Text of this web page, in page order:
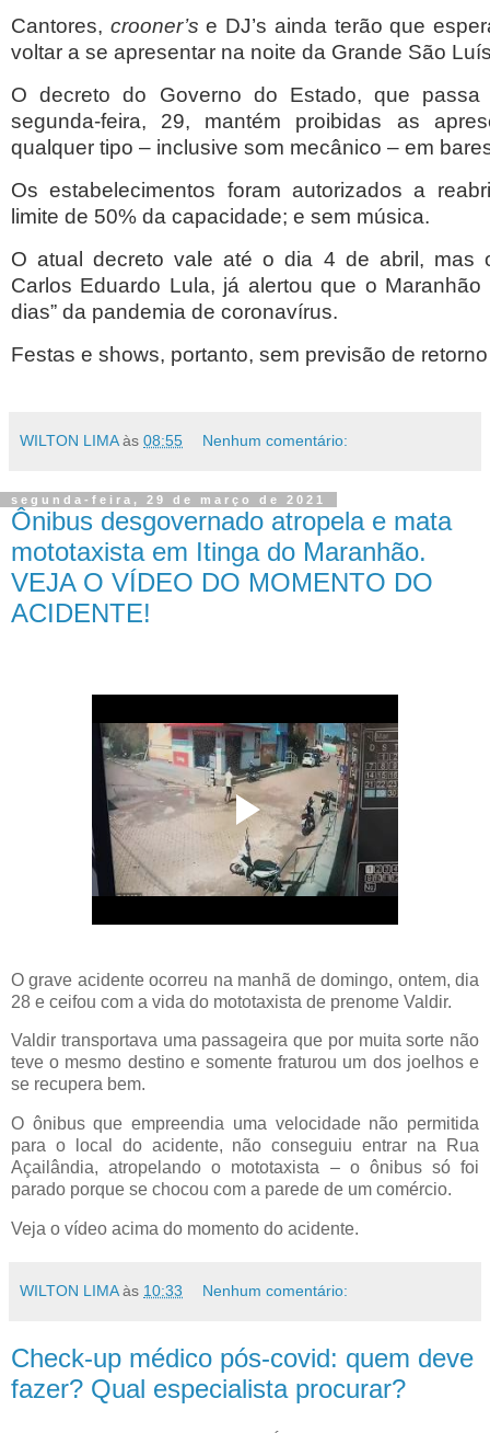
Cantores, crooner’s e DJ’s ainda terão que
voltar a se apresentar na noite da Grande São
O decreto do Governo do Estado, que
segunda-feira, 29, mantém proibidas as
qualquer tipo – inclusive som mecânico – em
Os estabelecimentos foram autorizados a
limite de 50% da capacidade; e sem música.
O atual decreto vale até o dia 4 de abril, mas
Carlos Eduardo Lula, já alertou que o Maranhão
dias” da pandemia de coronavírus.
Festas e shows, portanto, sem previsão de
WILTON LIMA às 08:55 Nenhum comentário:
segunda-feira, 29 de março de 2021
Ônibus desgovernado atropela e mata
mototaxista em Itinga do Maranhão.
VEJA O VÍDEO DO MOMENTO DO
ACIDENTE!
O grave acidente ocorreu na manhã de domingo, ontem, dia
28 e ceifou com a vida do mototaxista de prenome Valdir.
Valdir transportava uma passageira que por muita sorte não
teve o mesmo destino e somente fraturou um dos joelhos e
se recupera bem.
O ônibus que empreendia uma velocidade não permitida
para o local do acidente, não conseguiu entrar na Rua
Açailândia, atropelando o mototaxista – o ônibus só foi
parado porque se chocou com a parede de um comércio.
Veja o vídeo acima do momento do acidente.
WILTON LIMA às 10:33 Nenhum comentário:
Check-up médico pós-covid: quem deve
fazer? Qual especialista procurar?